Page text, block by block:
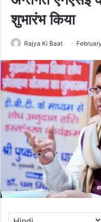
शुभारंभ किया
Rajya Ki Baat